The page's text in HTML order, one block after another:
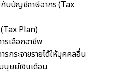
กับบัญชีภาษีอากร (Tax
Plan)
รเลือกอาชีพ
กระจายรายได้ให้บุคคลอื่น
นุษย์เงินเดือน